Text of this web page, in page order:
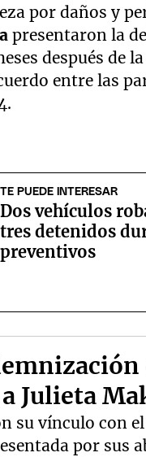
por daños y
presentaron la
después de
entre las
TE PUEDE INTERESAR
Dos vehículos
tres detenidos
preventivos
Julieta
su vínculo con
por sus